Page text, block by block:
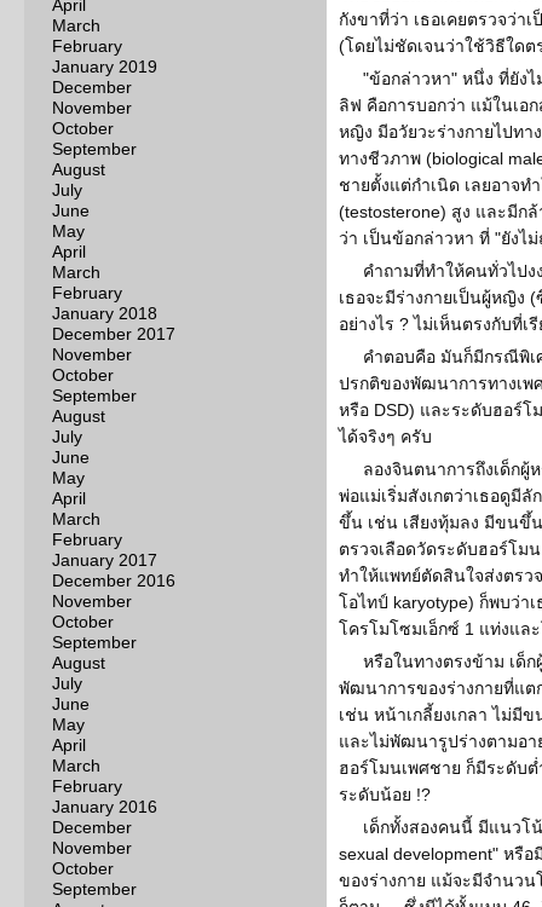
April
March
February
January 2019
December
November
October
September
August
July
June
May
April
March
February
January 2018
December 2017
November
October
September
August
July
June
May
April
March
February
January 2017
December 2016
November
October
September
August
July
June
May
April
March
February
January 2016
December
November
October
September
กังขาที่ว่า เธอเคยตรวจว่า
(โดยไม่ชัดเจนว่าใช้วิธีใดต
"ข้อกล่าวหา" หนึ่ง ที่ยัง
ลิฟ คือการบอกว่า แม้ในเอ
หญิง มีอวัยวะร่างกายไปทา
ทางชีวภาพ (biological
ชายตั้งแต่กำเนิด เลยอาจท
(testosterone) สูง และมีก
ว่า เป็นข้อกล่าวหา ที่ "ยังไ
คำถามที่ทำให้คนทั่วไปง
เธอจะมีร่างกายเป็นผู้หญิง
อย่างไร ? ไม่เห็นตรงกับที่เ
คำตอบคือ มันก็มีกรณีพิเ
ปรกติของพัฒนาการทางเพ
หรือ DSD) และระดับฮอร์โ
ได้จริงๆ ครับ
ลองจินตนาการถึงเด็ก
พ่อแม่เริ่มสังเกตว่าเธอดูมี
ขึ้น เช่น เสียงทุ้มลง มีขนขึ้
ตรวจเลือดวัดระดับฮอร์โม
ทำให้แพทย์ตัดสินใจส่งตรว
โอไทป์ karyotype) ก็พบว่า
โครโมโซมเอ็กซ์ 1 แท่งแล
หรือในทางตรงข้าม เด็
พัฒนาการของร่างกายที่แต
เช่น หน้าเกลี้ยงเกลา ไม่มี
และไม่พัฒนารูปร่างตามอา
ฮอร์โมนเพศชาย ก็มีระดับ
ระดับน้อย !?
เด็กทั้งสองคนนี้ มีแนวโ
sexual development" หรื
ของร่างกาย แม้จะมีจำนว